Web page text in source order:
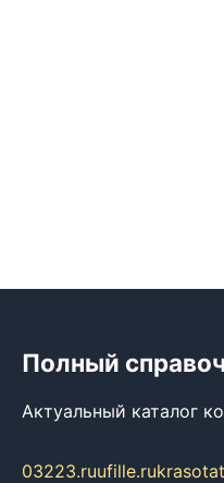
Полный
Актуальный каталог
03223.ruufille.ru